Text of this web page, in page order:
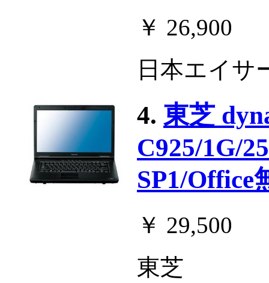
￥ 26,900
日本エイサ
4. 東芝
C925/1G/
SP1/Office
￥ 29,500
東芝